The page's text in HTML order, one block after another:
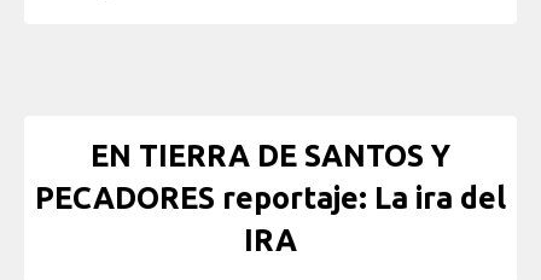
EN TIERRA DE SANTOS Y
PECADORES reportaje: La ira del
IRA